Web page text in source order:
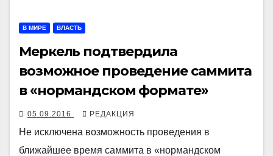
В МИРЕ ВЛАСТЬ
Меркель подтвердила
возможное проведение саммита
в «нормандском формате»
05.09.2016 РЕДАКЦИЯ
Не исключена возможность проведения в
ближайшее время саммита в «нормандском